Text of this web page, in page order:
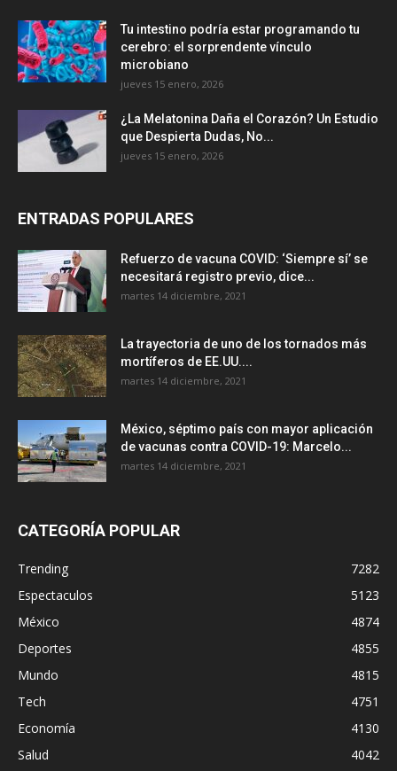
Tu intestino podría estar programando tu
cerebro: el sorprendente vínculo
microbiano
jueves 15 enero, 2026
¿La Melatonina Daña el Corazón? Un Estudio
que Despierta Dudas, No...
jueves 15 enero, 2026
ENTRADAS POPULARES
Refuerzo de vacuna COVID: ‘Siempre sí’ se
necesitará registro previo, dice...
martes 14 diciembre, 2021
La trayectoria de uno de los tornados más
mortíferos de EE.UU....
martes 14 diciembre, 2021
México, séptimo país con mayor aplicación
de vacunas contra COVID-19: Marcelo...
martes 14 diciembre, 2021
CATEGORÍA POPULAR
Trending
7282
Espectaculos
5123
México
4874
Deportes
4855
Mundo
4815
Tech
4751
Economía
4130
Salud
4042